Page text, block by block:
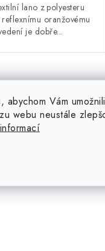
abychom Vám
webu neustále
lano z polyesteru
reflexnímu oranžovému
je dobře...